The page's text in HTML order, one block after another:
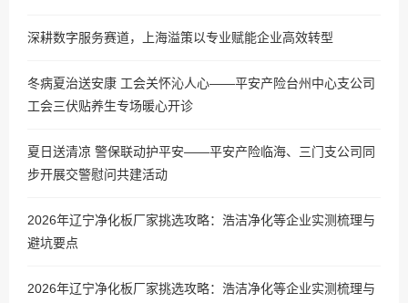
深耕数字服务赛道，上海溢策以专业赋能企业高效转型
冬病夏治送安康 工会关怀沁人心——平安产险台州中心支公司
工会三伏贴养生专场暖心开诊
夏日送清凉 警保联动护平安——平安产险临海、三门支公司同
步开展交警慰问共建活动
2026年辽宁净化板厂家挑选攻略：浩洁净化等企业实测梳理与
避坑要点
2026年辽宁净化板厂家挑选攻略：浩洁净化等企业实测梳理与